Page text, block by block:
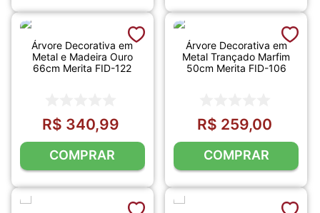
Árvore Decorativa em
Metal e Madeira Ouro
66cm Merita FID-122
R$ 340,99
COMPRAR
Árvore Decorativa em
Metal Trançado Marfim
50cm Merita FID-106
R$ 259,00
COMPRAR